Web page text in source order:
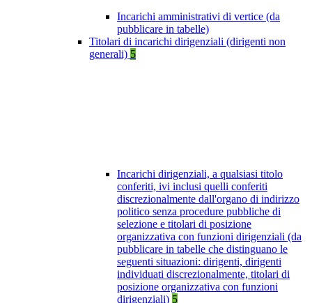
Incarichi amministrativi di vertice (da
pubblicare in tabelle)
Titolari di incarichi dirigenziali (dirigenti non
generali) 5
Incarichi dirigenziali, a qualsiasi titolo
conferiti, ivi inclusi quelli conferiti
discrezionalmente dall'organo di indirizzo
politico senza procedure pubbliche di
selezione e titolari di posizione
organizzativa con funzioni dirigenziali (da
pubblicare in tabelle che distinguano le
seguenti situazioni: dirigenti, dirigenti
individuati discrezionalmente, titolari di
posizione organizzativa con funzioni
dirigenziali) 5